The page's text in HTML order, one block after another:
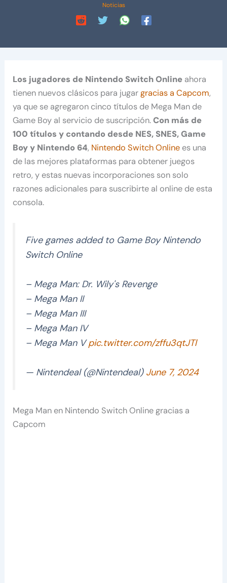
Noticias
Los jugadores de Nintendo Switch Online ahora
tienen nuevos clásicos para jugargracias a Capcom,
ya que se agregaron cinco títulos de Mega Man de
Game Boy al servicio de suscripción.Con más de
100 títulos y contando desde NES, SNES, Game
Boy y Nintendo 64, Nintendo Switch Online es una
de las mejores plataformas para obtener juegos
retro, y estas nuevas incorporaciones son solo
razones adicionales para suscribirte al online de esta
consola.
Five games added to Game Boy Nintendo
Switch Online
– Mega Man: Dr. Wily's Revenge
– Mega Man II
– Mega Man III
– Mega Man IV
– Mega Man Vpic.twitter.com/zffu3qtJTl
— Nintendeal (@Nintendeal) June 7, 2024
Mega Man en Nintendo Switch Online gracias a
Capcom